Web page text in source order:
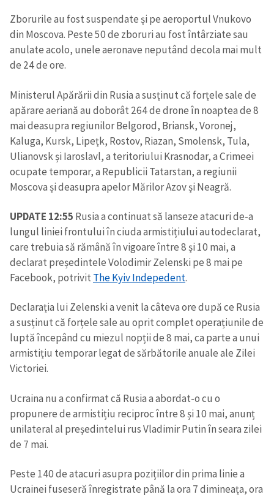
Zborurile au fost suspendate și pe aeroportul Vnukovo
din Moscova. Peste 50 de zboruri au fost întârziate sau
anulate acolo, unele aeronave neputând decola mai mult
de 24 de ore.
Ministerul Apărării din Rusia a susținut că forțele sale de
apărare aeriană au doborât 264 de drone în noaptea de 8
mai deasupra regiunilor Belgorod, Briansk, Voronej,
Kaluga, Kursk, Lipețk, Rostov, Riazan, Smolensk, Tula,
Ulianovsk și Iaroslavl, a teritoriului Krasnodar, a Crimeei
ocupate temporar, a Republicii Tatarstan, a regiunii
Moscova și deasupra apelor Mărilor Azov și Neagră.
UPDATE 12:55 Rusia a continuat să lanseze atacuri de-a
lungul liniei frontului în ciuda armistițiului autodeclarat,
care trebuia să rămână în vigoare între 8 și 10 mai, a
declarat președintele Volodimir Zelenski pe 8 mai pe
Facebook, potrivit The Kyiv Indepedent.
Declarația lui Zelenski a venit la câteva ore după ce Rusia
a susținut că forțele sale au oprit complet operațiunile de
luptă începând cu miezul nopții de 8 mai, ca parte a unui
armistițiu temporar legat de sărbătorile anuale ale Zilei
Victoriei.
Ucraina nu a confirmat că Rusia a abordat-o cu o
propunere de armistițiu reciproc între 8 și 10 mai, anunț
unilateral al președintelui rus Vladimir Putin în seara zilei
de 7 mai.
Peste 140 de atacuri asupra pozițiilor din prima linie a
Ucrainei fuseseră înregistrate până la ora 7 dimineața, ora